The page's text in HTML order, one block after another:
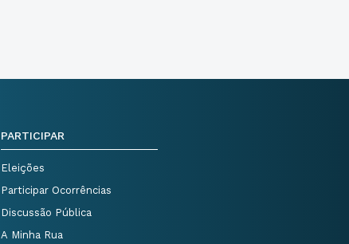
PARTICIPAR
Eleições
Participar Ocorrências
Discussão Pública
A Minha Rua